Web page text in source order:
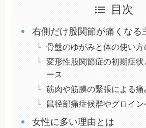
目次
右側だけ股関節が痛くなる
骨盤のゆがみと体の使い方
変形性股関節症の初期症
ース
筋肉や筋膜の緊張による痛
鼠径部痛症候群やグロイン
女性に多い理由とは